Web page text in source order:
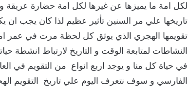
لكل امة ما يميزها عن غيرها لكل امة حضارة عريقة
تاريخها علي مر السنين تأثير عظيم لذا كان يجب ان
تقويمها الهجري الذي يوثق كل لحظة مرت في عمر امتنا
النشاطات لمتابعة الوقت و التاريخ لارتباط انشطة
في حياة كل منا و يوجد اربع انواع من التقويم في
الفارسي و سوف نتعرف اليوم علي تاريخ التقويم